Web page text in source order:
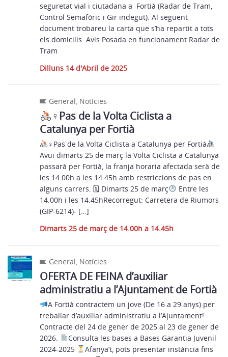
seguretat vial i ciutadana a Fortià (Radar de Tram,
Control Semafòric i Gir indegut). Al següent
document trobareu la carta que s’ha repartit a tots
els domicilis. Avis Posada en funcionament Radar de
Tram
Dilluns 14 d'Abril de 2025
General, Notícies
‍♀Pas de la Volta Ciclista a
Catalunya per Fortià
‍♀Pas de la Volta Ciclista a Catalunya per Fortià
Avui dimarts 25 de març la Volta Ciclista a Catalunya
passarà per Fortià, la franja horaria afectada serà de
les 14.00h a les 14.45h amb restriccions de pas en
alguns carrers. 🗓 Dimarts 25 de març
Entre les
14.00h i les 14.45hRecorregut: Carretera de Riumors
(GIP-6214)- […]
Dimarts 25 de març de 14.00h a 14.45h
General, Notícies
OFERTA DE FEINA d’auxiliar
administratiu a l’Ajuntament de Fortià
A Fortià contractem un jove (De 16 a 29 anys) per
treballar d’auxiliar administratiu a l’Ajuntament!
Contracte del 24 de gener de 2025 al 23 de gener de
2026.
Consulta les bases a Bases Garantia Juvenil
2024-2025
Afanya’t, pots presentar instància fins